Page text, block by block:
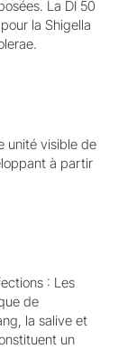
La DI 50
la Shigella
unité visible de
à partir
: Les
de
la salive et
un